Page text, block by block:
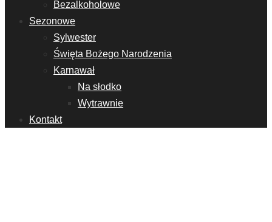
Bezalkoholowe
Sezonowe
Sylwester
Święta Bożego Narodzenia
Karnawał
Na słodko
Wytrawnie
Kontakt